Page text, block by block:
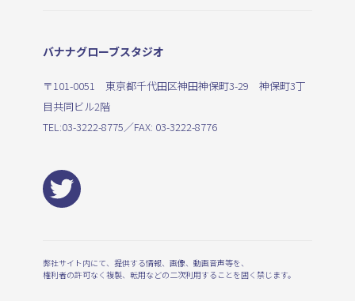
バナナグローブスタジオ
〒101-0051 東京都千代田区神田神保町3-29 神保町3丁
目共同ビル2階
TEL:03-3222-8775／FAX: 03-3222-8776
弊社サイト内にて、提供する情報、画像、動画音声等を、
権利者の許可なく複製、転用などの二次利用することを固く禁じます。